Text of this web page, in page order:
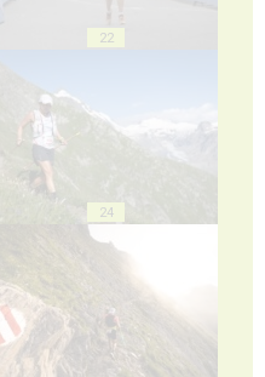
22
24